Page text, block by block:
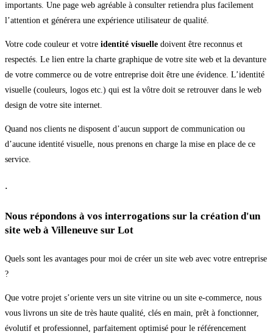
importants. Une page web agréable à consulter retiendra plus facilement
l’attention et générera une expérience utilisateur de qualité.
Votre code couleur et votre identité visuelle doivent être reconnus et
respectés. Le lien entre la charte graphique de votre site web et la devanture
de votre commerce ou de votre entreprise doit être une évidence. L’identité
visuelle (couleurs, logos etc.) qui est la vôtre doit se retrouver dans le web
design de votre site internet.
Quand nos clients ne disposent d’aucun support de communication ou
d’aucune identité visuelle, nous prenons en charge la mise en place de ce
service.
.
Nous répondons à vos interrogations sur la création d'un
site web à Villeneuve sur Lot
Quels sont les avantages pour moi de créer un site web avec votre entreprise
?
Que votre projet s’oriente vers un site vitrine ou un site e-commerce, nous
vous livrons un site de très haute qualité, clés en main, prêt à fonctionner,
évolutif et professionnel, parfaitement optimisé pour le référencement